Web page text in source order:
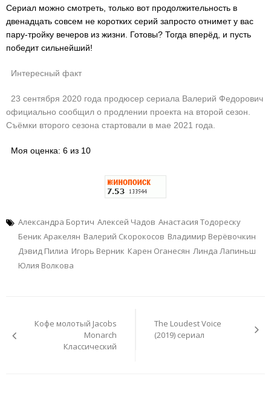
Сериал можно смотреть, только вот продолжительность в
двенадцать совсем не коротких серий запросто отнимет у вас
пару-тройку вечеров из жизни. Готовы? Тогда вперёд, и пусть
победит сильнейший!
Интересный факт
23 сентября 2020 года продюсер сериала Валерий Федорович
официально сообщил о продлении проекта на второй сезон.
Съёмки второго сезона стартовали в мае 2021 года.
Моя оценка: 6 из 10
Александра Бортич Алексей Чадов Анастасия Тодореску
Беник Аракелян Валерий Скорокосов Владимир Верёвочкин
Дэвид Пилиа Игорь Верник Карен Оганесян Линда Лапиньш
Юлия Волкова
записям
Кофе молотый Jacobs
Monarch
Классический
The Loudest Voice
(2019) сериал